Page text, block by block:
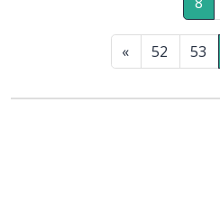
« 52 53